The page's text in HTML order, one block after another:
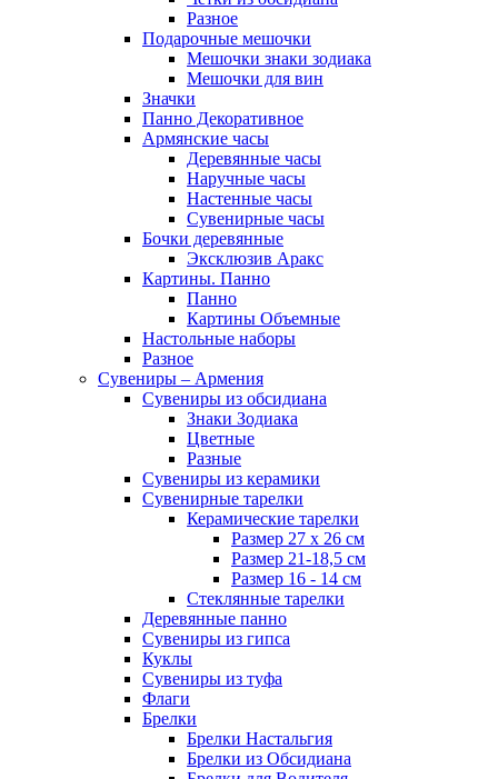
Разное
Подарочные мешочки
Мешочки знаки зодиака
Мешочки для вин
Значки
Панно Декоративное
Армянские часы
Деревянные часы
Наручные часы
Настенные часы
Сувенирные часы
Бочки деревянные
Эксклюзив Аракс
Картины. Панно
Панно
Картины Объемные
Настольные наборы
Разное
Сувениры – Армения
Сувениры из обсидиана
Знаки Зодиака
Цветные
Разные
Сувениры из керамики
Сувенирные тарелки
Керамические тарелки
Размер 27 х 26 см
Размер 21-18,5 см
Размер 16 - 14 см
Стеклянные тарелки
Деревянные панно
Сувениры из гипса
Куклы
Сувениры из туфа
Флаги
Брелки
Брелки Настальгия
Брелки из Обсидиана